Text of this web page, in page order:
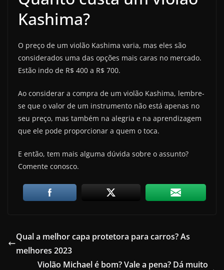
Kashima?
O preço de um violão Kashima varia, mas eles são
considerados uma das opções mais caras no mercado.
Estão indo de R$ 400 a R$ 700.
Ao considerar a compra de um violão Kashima, lembre-
se que o valor de um instrumento não está apenas no
seu preço, mas também na alegria e na aprendizagem
que ele pode proporcionar a quem o toca.
E então, tem mais alguma dúvida sobre o assunto?
Comente conosco.
Qual a melhor capa protetora para carros? As
melhores 2023
Violão Michael é bom? Vale a pena? Dá muito